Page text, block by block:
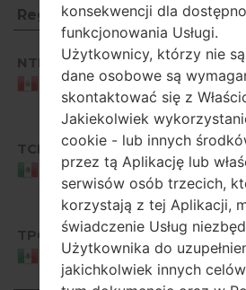
Region Nazwa pliku
Region
Nazwa pliku
NTP
Peru
TCL
Mexico
TPO
Mexico
konsekwencji dla
funkcjonowania Usługi.
Użytkownicy, którzy nie
dane osobowe są
skontaktować się z
Jakiekolwiek
cookie - lub innych
przez tą Aplikację lub
serwisów osób trzecich,
korzystają z tej Aplikacji,
świadczenie Usług
Użytkownika do
jakichkolwiek innych